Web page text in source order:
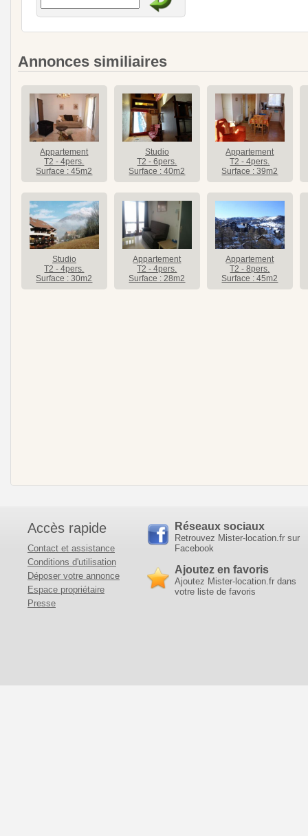
Annonces similiaires
Appartement
T2 - 4pers.
Surface : 45m2
Studio
T2 - 6pers.
Surface : 40m2
Appartement
T2 - 4pers.
Surface : 39m2
Studio
T2 - 4pers.
Surface : 30m2
Appartement
T2 - 4pers.
Surface : 28m2
Appartement
T2 - 8pers.
Surface : 45m2
Accès rapide
Contact et assistance
Conditions d'utilisation
Déposer votre annonce
Espace propriétaire
Presse
Réseaux sociaux
Retrouvez Mister-location.fr sur
Facebook
Ajoutez en favoris
Ajoutez Mister-location.fr dans
votre liste de favoris